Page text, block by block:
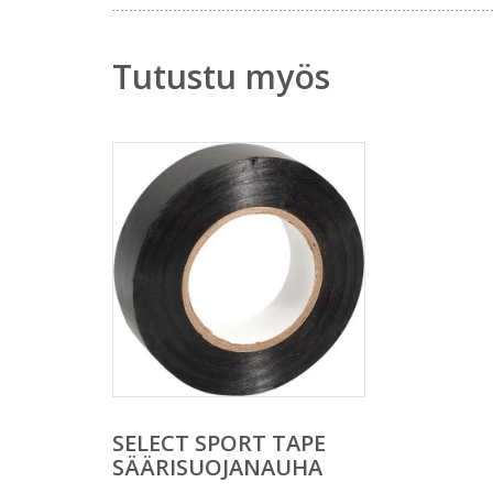
Tutustu myös
SELECT SPORT TAPE
SÄÄRISUOJANAUHA